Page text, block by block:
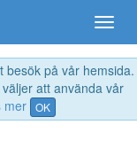
besök på vår hemsida.
att använda vår
mer OK